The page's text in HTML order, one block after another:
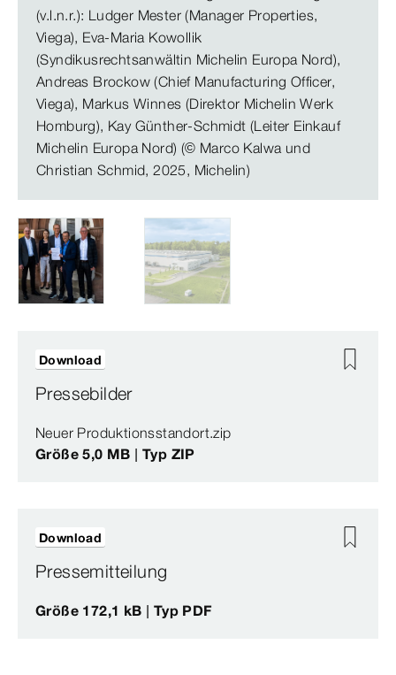
(v.l.n.r.): Ludger Mester (Manager Properties,
Viega), Eva-Maria Kowollik
(Syndikusrechtsanwältin Michelin Europa Nord),
Andreas Brockow (Chief Manufacturing Officer,
Viega), Markus Winnes (Direktor Michelin Werk
Homburg), Kay Günther-Schmidt (Leiter Einkauf
Michelin Europa Nord) (© Marco Kalwa und
Christian Schmid, 2025, Michelin)
Pressebilder
Neuer Produktionsstandort.zip
Größe 5,0 MB | Typ ZIP
Download
Pressemitteilung
Größe 172,1 kB | Typ PDF
Download